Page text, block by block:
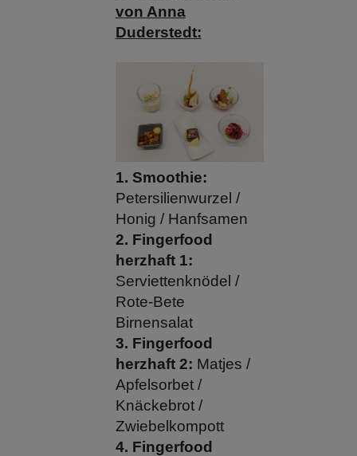
von Anna
Duderstedt:
1. Smoothie:
Petersilienwurzel /
Honig / Hanfsamen
2. Fingerfood
herzhaft 1:
Serviettenknödel /
Rote-Bete
Birnensalat
3. Fingerfood
herzhaft 2: Matjes /
Apfelsorbet /
Knäckebrot /
Zwiebelkompott
4. Fingerfood